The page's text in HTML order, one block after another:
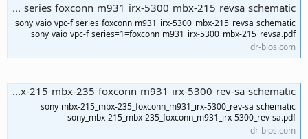
sony vaio vpc-f series foxconn m931 irx-5300 mbx-215 revsa schematic
sony vaio vpc-f series foxconn m931_irx-5300_mbx-215_revsa schematic
sony vaio vpc-f series=1=foxconn m931_irx-5300_mbx-215_revsa.pdf
dr-bios.com
sony mbx-215 mbx-235 foxconn m931 irx-5300 rev-sa schematic
sony mbx-215_mbx-235_foxconn_m931_irx-5300_rev-sa schematic
sony_mbx-215_mbx-235_foxconn_m931_irx-5300_rev-sa.pdf
dr-bios.com